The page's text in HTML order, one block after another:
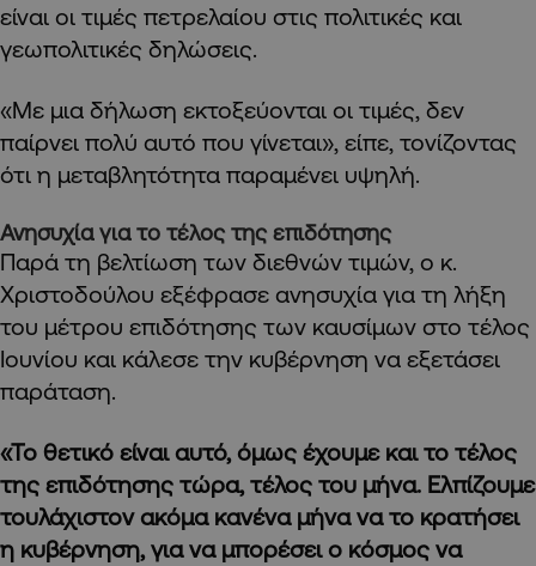
είναι οι τιμές πετρελαίου στις πολιτικές και
γεωπολιτικές δηλώσεις.
«Με μια δήλωση εκτοξεύονται οι τιμές, δεν
παίρνει πολύ αυτό που γίνεται», είπε, τονίζοντας
ότι η μεταβλητότητα παραμένει υψηλή.
Ανησυχία για το τέλος της επιδότησης
Παρά τη βελτίωση των διεθνών τιμών, ο κ.
Χριστοδούλου εξέφρασε ανησυχία για τη λήξη
του μέτρου επιδότησης των καυσίμων στο τέλος
Ιουνίου και κάλεσε την κυβέρνηση να εξετάσει
παράταση.
«Το θετικό είναι αυτό, όμως έχουμε και το τέλος
της επιδότησης τώρα, τέλος του μήνα. Ελπίζουμε
τουλάχιστον ακόμα κανένα μήνα να το κρατήσει
η κυβέρνηση, για να μπορέσει ο κόσμος να